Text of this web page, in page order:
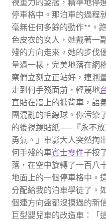
視重力的姿態，精準地停
停車格中。那泊車的過程
毫無任何多餘的動作**。
色皮衣的女人，她戴著一
殘的方向走來。她的步伐
量過一樣，完美地落在網
察們立刻立正站好，連測
走到何手殘面前，輕蔑地
直貼在牆上的掀背車，語
團混亂的毛線球。你污染
的後視鏡貼紙——『永不
勇氣。」車影大人突然掏
何手殘的車賓士零件子按
落，在空中旋轉了一百八
地面上的一個停車格中。
分配給我的泊車學徒了。
個連方向盤都沒摸過的新
巨型嬰兒車的改造車：「